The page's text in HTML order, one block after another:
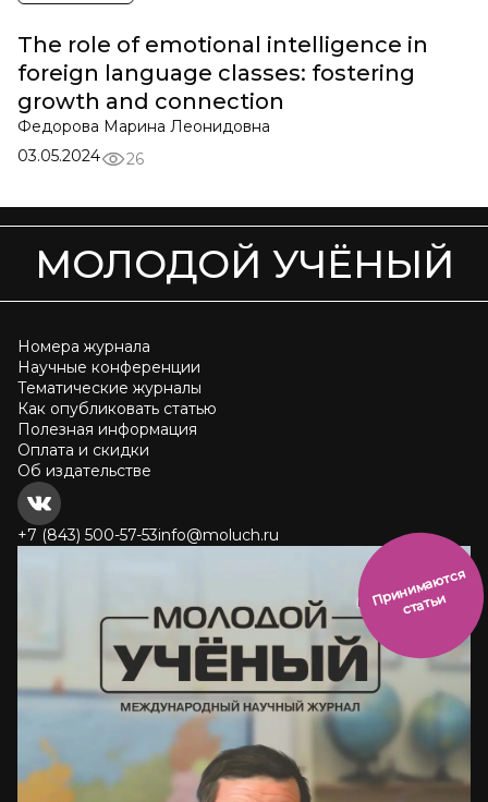
The role of emotional intelligence in
foreign language classes: fostering
growth and connection
Федорова Марина Леонидовна
03.05.2024
26
МОЛОДОЙ УЧЁНЫЙ
Номера журнала
Научные конференции
Тематические журналы
Как опубликовать статью
Полезная информация
Оплата и скидки
Об издательстве
+7 (843) 500-57-53info@moluch.ru
П
р
и
н
и
м
а
ют
с
я
ст
ать
и